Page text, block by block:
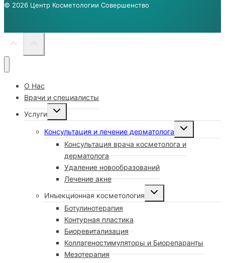
© 2026 Центр Косметологии Совершенство
О Нас
Врачи и специалисты
Услуги
Переключить
Дочернее
Консультация и лечение дерматолога
Переключить
Дочернее
Меню
Консультация врача косметолога и
дерматолога
Удаление новообразований
Лечение акне
Инъекционная косметология
Переключить
Дочернее
Ботулинотерапия
Контурная пластика
Биоревитализация
Коллагеностимуляторы и Биорепаранты
Мезотерапия